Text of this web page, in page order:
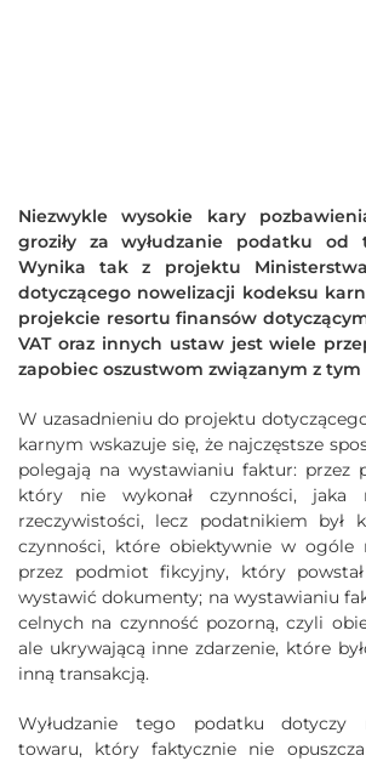
Niezwykle wysokie kary
groziły za wyłudzanie podatku od
Wynika tak z projektu
dotyczącego nowelizacji kodeksu
projekcie resortu finansów
VAT oraz innych ustaw jest wiele
zapobiec oszustwom związanym z
W uzasadnieniu do projektu
karnym wskazuje się, że najczęstsze
polegają na wystawianiu faktur: przez
który nie wykonał czynności, jaka
rzeczywistości, lecz podatnikiem był
czynności, które obiektywnie w ogóle
przez podmiot fikcyjny, który
wystawić dokumenty; na wystawianiu
celnych na czynność pozorną, czyli
ale ukrywającą inne zdarzenie, które
inną transakcją.
Wyłudzanie tego podatku dotyczy
towaru, który faktycznie nie